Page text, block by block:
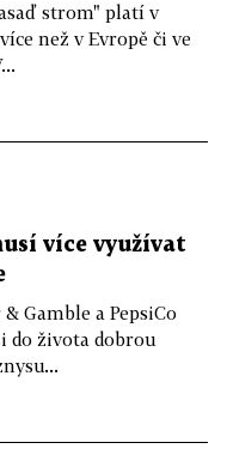
strom" platí v
než v Evropě či ve
více využívat
Gamble a PepsiCo
do života dobrou